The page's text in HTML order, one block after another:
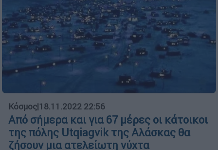
Κόσμος|18.11.2022 22:56
Από σήμερα και για 67 μέρες οι κάτοικοι
της πόλης Utqiagvik της Αλάσκας θα
ζήσουν μια ατελείωτη νύχτα